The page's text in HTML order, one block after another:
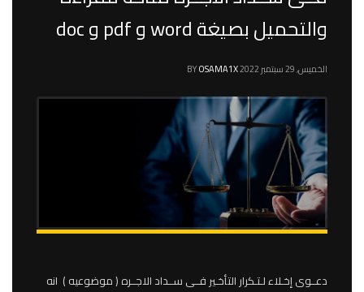
والتحميل بصيغة word و pdf و doc
الخميس, 29 سبتمبر 2022 BYOSAMA1X
دعــوى إخـلاء لـتـكرار التأخـير فــى ســداد الاجــره ( موضوعيه ) انه